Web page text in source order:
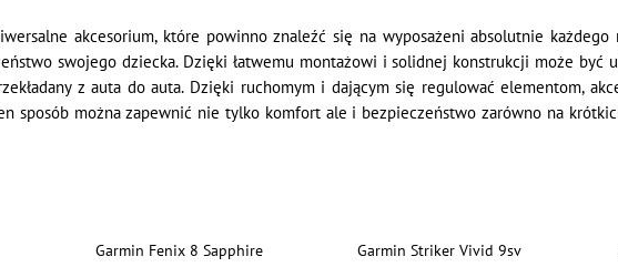
akcesorium, które powinno znaleźć się na wyposażeni absolutnie każdego
swojego dziecka. Dzięki łatwemu montażowi i solidnej konstrukcji może być
z auta do auta. Dzięki ruchomym i dającym się regulować elementom,
sposób można zapewnić nie tylko komfort ale i bezpieczeństwo zarówno na
Garmin Fenix 8 Sapphire Garmin Striker Vivid 9sv